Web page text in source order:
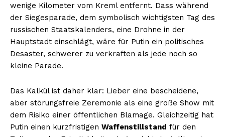
wenige Kilometer vom Kreml entfernt. Dass während
der Siegesparade, dem symbolisch wichtigsten Tag des
russischen Staatskalenders, eine Drohne in der
Hauptstadt einschlägt, wäre für Putin ein politisches
Desaster, schwerer zu verkraften als jede noch so
kleine Parade.
Das Kalkül ist daher klar: Lieber eine bescheidene,
aber störungsfreie Zeremonie als eine große Show mit
dem Risiko einer öffentlichen Blamage. Gleichzeitig hat
Putin einen kurzfristigen Waffenstillstand für den